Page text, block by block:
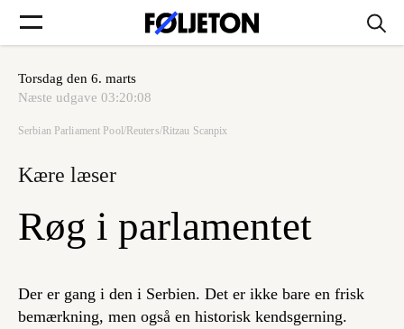
Forsider
Min side
Torsdag den 6. marts
Næste udgave 03:20:08
Serbian Parliament Pool/Reuters/Ritzau Scanpix
Kære læser
Røg i parlamentet
Der er gang i den i Serbien. Det er ikke bare en frisk
bemærkning, men også en historisk kendsgerning.